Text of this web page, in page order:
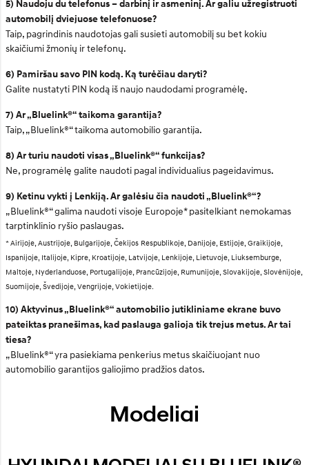
5) Naudoju du telefonus – darbinį ir asmeninį. Ar galiu užregistruoti
automobilį dviejuose telefonuose?
Taip, pagrindinis naudotojas gali susieti automobilį su bet kokiu
skaičiumi žmonių ir telefonų.
6) Pamiršau savo PIN kodą. Ką turėčiau daryti?
Galite nustatyti PIN kodą iš naujo naudodami programėlę.
7) Ar „Bluelink®“ taikoma garantija?
Taip, „Bluelink®“ taikoma automobilio garantija.
8) Ar turiu naudoti visas „Bluelink®“ funkcijas?
Ne, programėlę galite naudoti pagal individualius pageidavimus.
9) Ketinu vykti į Lenkiją. Ar galėsiu čia naudoti „Bluelink®“?
„Bluelink®“ galima naudoti visoje Europoje* pasitelkiant nemokamas
tarptinklinio ryšio paslaugas.
* Airijoje, Austrijoje, Bulgarijoje, Čekijos Respublikoje, Danijoje, Estijoje, Graikijoje,
Ispanijoje, Italijoje, Kipre, Kroatijoje, Latvijoje, Lenkijoje, Lietuvoje, Liuksemburge,
Maltoje, Nyderlanduose, Portugalijoje, Prancūzijoje, Rumunijoje, Slovakijoje, Slovėnijoje,
Suomijoje, Švedijoje, Vengrijoje, Vokietijoje.
10) Aktyvinus „Bluelink®“ automobilio jutikliniame ekrane buvo
pateiktas pranešimas, kad paslauga galioja tik trejus metus. Ar tai
tiesa?
„Bluelink®“ yra pasiekiama penkerius metus skaičiuojant nuo
automobilio garantijos galiojimo pradžios datos.
Modeliai